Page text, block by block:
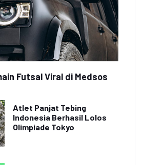
Futsal Viral di Medsos
Atlet Panjat Tebing
Indonesia Berhasil Lolos
Olimpiade Tokyo